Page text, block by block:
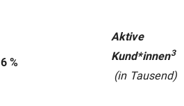
6 %
Aktive
Kund*innen3
(in Tausend)